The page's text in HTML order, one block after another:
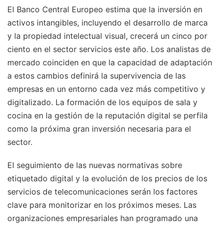
El Banco Central Europeo estima que la inversión en
activos intangibles, incluyendo el desarrollo de marca
y la propiedad intelectual visual, crecerá un cinco por
ciento en el sector servicios este año. Los analistas de
mercado coinciden en que la capacidad de adaptación
a estos cambios definirá la supervivencia de las
empresas en un entorno cada vez más competitivo y
digitalizado. La formación de los equipos de sala y
cocina en la gestión de la reputación digital se perfila
como la próxima gran inversión necesaria para el
sector.
El seguimiento de las nuevas normativas sobre
etiquetado digital y la evolución de los precios de los
servicios de telecomunicaciones serán los factores
clave para monitorizar en los próximos meses. Las
organizaciones empresariales han programado una